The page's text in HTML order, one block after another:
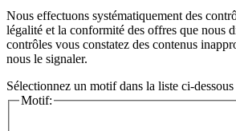
Nous effectuons systématiquement des
légalité et la conformité des offres que nous
contrôles vous constatez des contenus
nous le signaler.
Sélectionnez un motif dans la liste ci-dessous
Motif: